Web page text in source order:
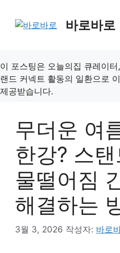
너
뛰
기
바로바로
이 포스팅은 오늘의집 큐레이
랜드 커넥트 활동의 일환으로
제공받습니다.
무더운 여
한강? 스
물떨어짐
해결하는
3월 3, 2026 작성자: 바로